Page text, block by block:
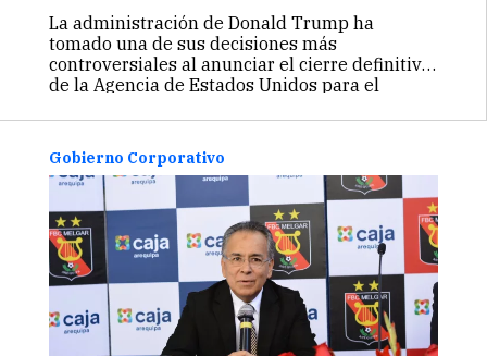
La administración de Donald Trump ha
tomado una de sus decisiones más
controversiales al anunciar el cierre definitivo
de la Agencia de Estados Unidos para el
instituciones más influyentes en la
cooperación internacional. La…
Gobierno Corporativo